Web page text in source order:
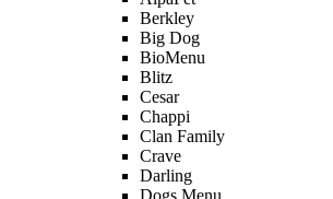
Berkley
Big Dog
BioMenu
Blitz
Cesar
Chappi
Clan Family
Crave
Darling
Dogs Menu